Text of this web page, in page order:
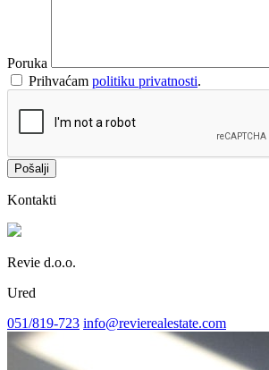
Poruka
Prihvaćam politiku privatnosti.
Pošalji
Kontakti
Revie d.o.o.
Ured
051/819-723 info@revierealestate.com